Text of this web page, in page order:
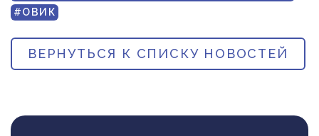
#ОВИК
ВЕРНУТЬСЯ К СПИСКУ НОВОСТЕЙ